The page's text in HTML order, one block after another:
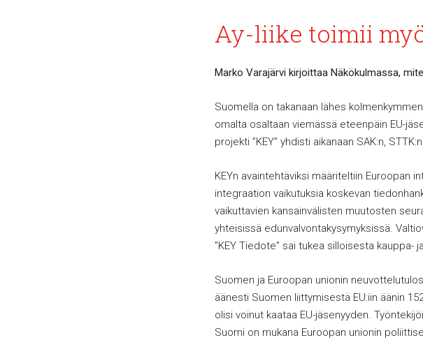
Ay-liike toimii
Marko Varajärvi kirjoittaa Näkökulmassa,
Suomella on takanaan lähes
omalta osaltaan viemässä eteenpäin EU-
projekti ”KEY” yhdisti aikanaan SAK:n,
KEYn avaintehtäviksi määriteltiin Euroopan
integraation vaikutuksia koskevan
vaikuttavien kansainvälisten muutosten
yhteisissä edunvalvontakysymyksissä.
”KEY Tiedote” sai tukea silloisesta kauppa-
Suomen ja Euroopan unionin
äänesti Suomen liittymisestä EU:iin äänin
olisi voinut kaataa EU-jäsenyyden.
Suomi on mukana Euroopan unionin